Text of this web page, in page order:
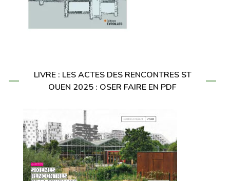
LIVRE : LES ACTES DES RENCONTRES ST
OUEN 2025 : OSER FAIRE EN PDF